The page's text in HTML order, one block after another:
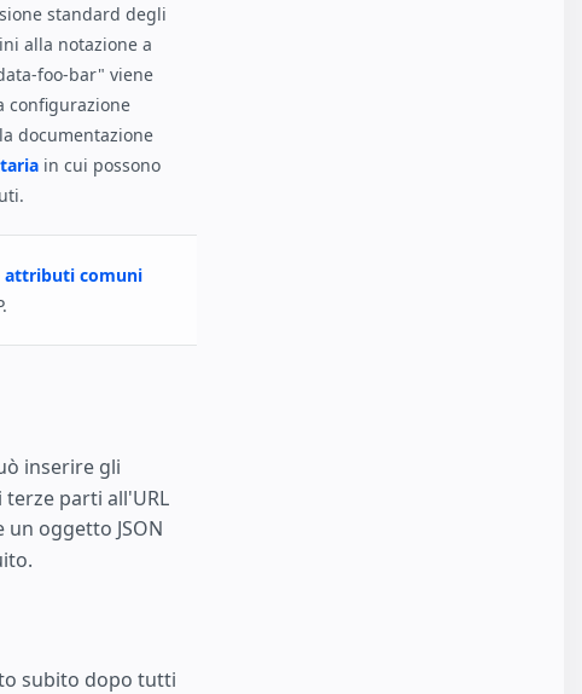
standard degli
alla notazione a
foo-bar" viene
configurazione
documentazione
in cui possono
attributi comuni
inserire gli
parti all'URL
oggetto JSON
subito dopo tutti